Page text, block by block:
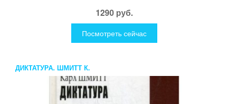
1290 руб.
Посмотреть сейчас
ДИКТАТУРА. ШМИТТ К.